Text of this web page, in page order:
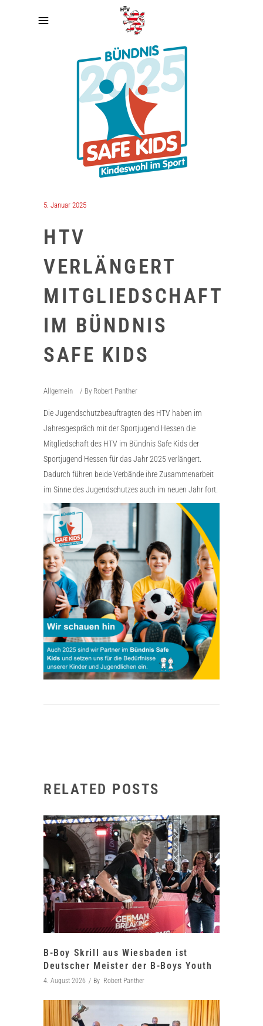
5. Januar 2025
HTV
VERLÄNGERT
MITGLIEDSCHAFT
IM BÜNDNIS
SAFE KIDS
Allgemein By Robert Panther
Die Jugendschutzbeauftragten des HTV haben im
Jahresgespräch mit der Sportjugend Hessen die
Mitgliedschaft des HTV im Bündnis Safe Kids der
Sportjugend Hessen für das Jahr 2025 verlängert.
Dadurch führen beide Verbände ihre Zusammenarbeit
im Sinne des Jugendschutzes auch im neuen Jahr fort.
RELATED POSTS
B-Boy Skrill aus Wiesbaden ist
Deutscher Meister der B-Boys Youth
4. August 2026 By Robert Panther